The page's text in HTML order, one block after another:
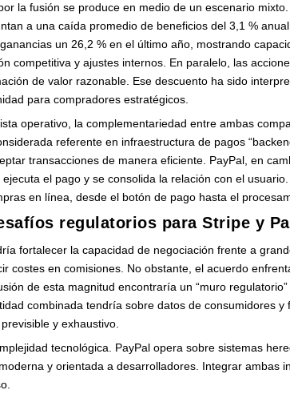
la fusión se produce en medio de un escenario
a una caída promedio de beneficios del 3,1 %
un 26,2 % en el último año, mostrando
competitiva y ajustes internos. En paralelo, las
de valor razonable. Ese descuento ha sido
para compradores estratégicos.
operativo, la complementariedad entre ambas
referente en infraestructura de pagos
transacciones de manera eficiente. PayPal, en
el pago y se consolida la relación con el
en línea, desde el botón de pago hasta el
regulatorios para Stripe y
fortalecer la capacidad de negociación frente a
costes en comisiones. No obstante, el acuerdo
de esta magnitud encontraría un “muro
combinada tendría sobre datos de consumidores
y exhaustivo.
tecnológica. PayPal opera sobre sistemas
y orientada a desarrolladores. Integrar ambas